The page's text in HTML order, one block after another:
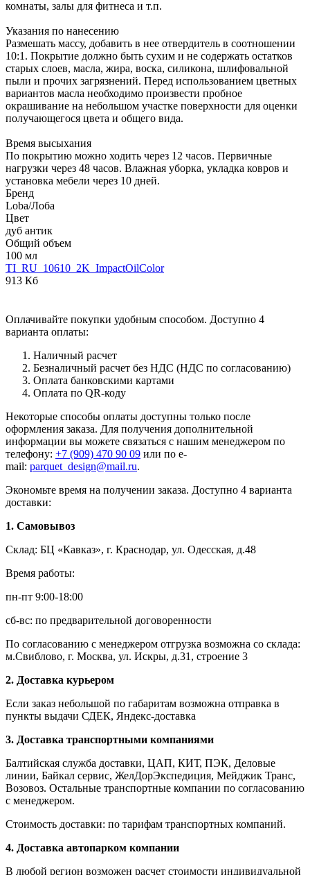
комнаты, залы для фитнеса и т.п.
Указания по нанесению
Размешать массу, добавить в нее отвердитель в соотношении
10:1. Покрытие должно быть сухим и не содержать остатков
старых слоев, масла, жира, воска, силикона, шлифовальной
пыли и прочих загрязнений. Перед использованием цветных
вариантов масла необходимо произвести пробное
окрашивание на небольшом участке поверхности для оценки
получающегося цвета и общего вида.
Время высыхания
По покрытию можно ходить через 12 часов. Первичные
нагрузки через 48 часов. Влажная уборка, укладка ковров и
установка мебели через 10 дней.
Бренд
Loba/Лоба
Цвет
дуб антик
Общий объем
100 мл
TI_RU_10610_2K_ImpactOilColor
913 Кб
Оплачивайте покупки удобным способом. Доступно 4
варианта оплаты:
Наличный расчет
Безналичный расчет без НДС (НДС по согласованию)
Оплата банковскими картами
Оплата по QR-коду
Некоторые способы оплаты доступны только после
оформления заказа. Для получения дополнительной
информации вы можете связаться с нашим менеджером по
телефону: +7 (909) 470 90 09 или по e-
mail: parquet_design@mail.ru.
Экономьте время на получении заказа. Доступно 4 варианта
доставки:
1. Самовывоз
Склад: БЦ «Кавказ», г. Краснодар, ул. Одесская, д.48
Время работы:
пн-пт 9:00-18:00
сб-вс: по предварительной договоренности
По согласованию с менеджером отгрузка возможна со склада:
м.Свиблово, г. Москва, ул. Искры, д.31, строение 3
2. Доставка курьером
Если заказ небольшой по габаритам возможна отправка в
пункты выдачи СДЕК, Яндекс-доставка
3. Доставка транспортными компаниями
Балтийская служба доставки, ЦАП, КИТ, ПЭК, Деловые
линии, Байкал сервис, ЖелДорЭкспедиция, Мейджик Транс,
Возовоз. Остальные транспортные компании по согласованию
с менеджером.
Стоимость доставки: по тарифам транспортных компаний.
4. Доставка автопарком компании
В любой регион возможен расчет стоимости индивидуальной